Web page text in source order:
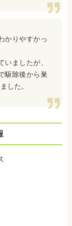
かりやすかっ
ましたが、
駆除後から巣
した。